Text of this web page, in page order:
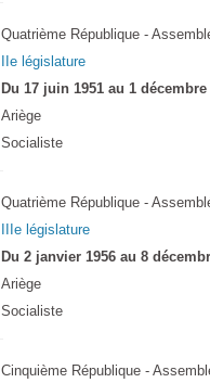
Quatrième République -
IIe législature
Du 17 juin 1951 au 1 décembre
Ariège
Socialiste
Quatrième République -
IIIe législature
Du 2 janvier 1956 au 8
Ariège
Socialiste
Cinquième République -